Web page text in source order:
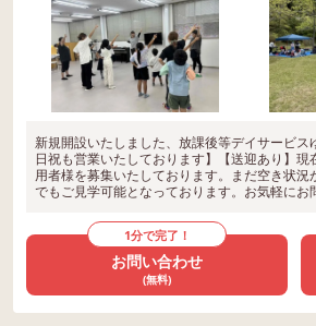
新規開設いたしました、放課後等デイサービ
日祝も営業いたしております】【送迎あり】現
用者様を募集いたしております。まだ空き状況
でもご見学可能となっております。お気軽にお
1分で完了！
お問い合わせ
(無料)